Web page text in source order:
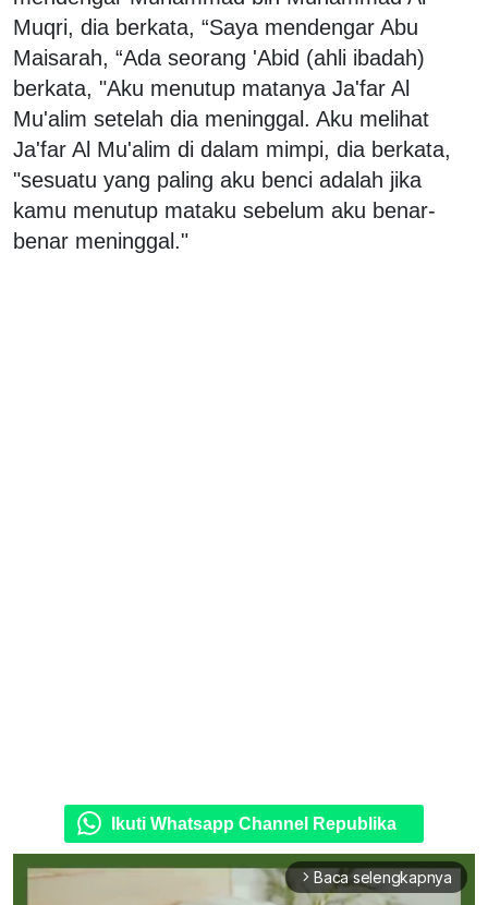
Muqri, dia berkata, “Saya mendengar Abu
Maisarah, “Ada seorang 'Abid (ahli ibadah)
berkata, "Aku menutup matanya Ja'far Al
Mu'alim setelah dia meninggal. Aku melihat
Ja'far Al Mu'alim di dalam mimpi, dia berkata,
"sesuatu yang paling aku benci adalah jika
kamu menutup mataku sebelum aku benar-
benar meninggal."
Ikuti Whatsapp Channel Republika
arrow_forward_ios Baca selengkapnya